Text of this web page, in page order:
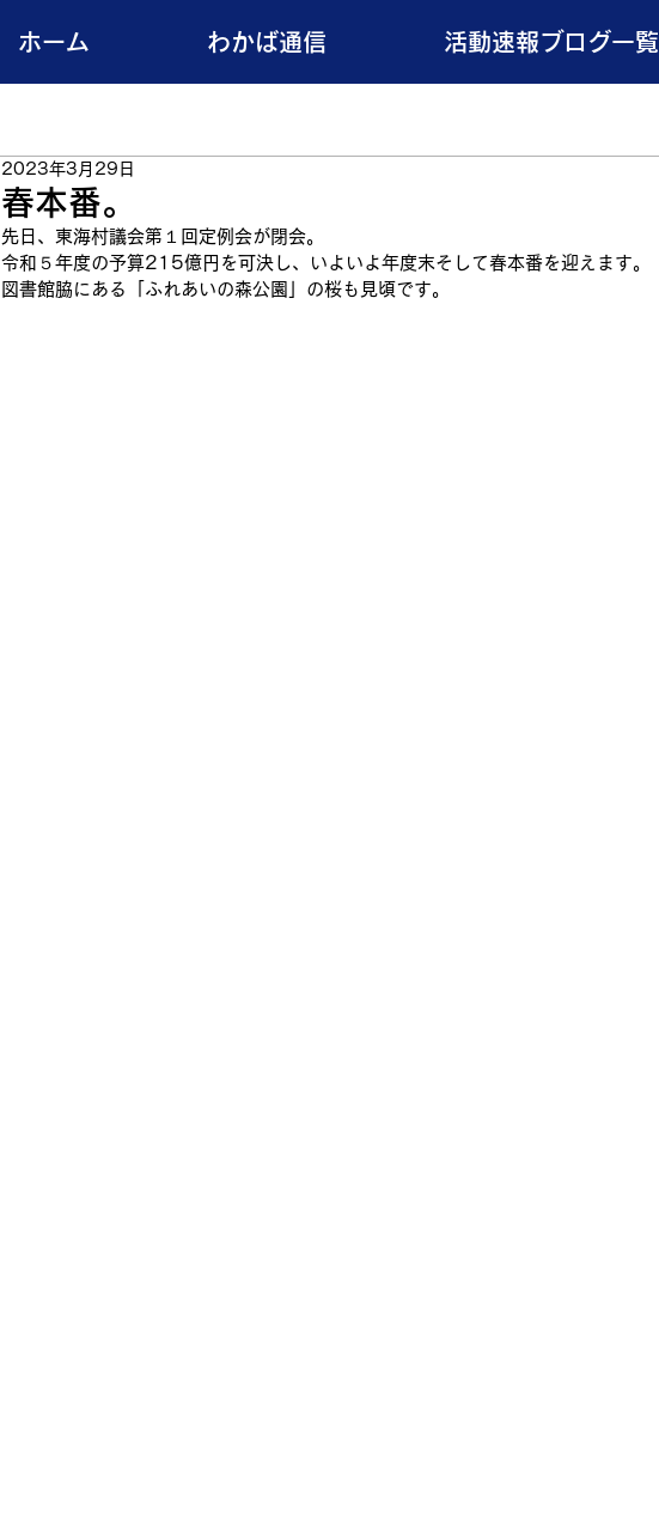
ホーム わかば通信 活動速報ブログ一覧
春本番。
2023年3月29日
先日、東海村議会第１回定例会が閉会。
令和５年度の予算215億円を可決し、いよいよ年度末そして春本番を迎えます。
図書館脇にある「ふれあいの森公園」の桜も見頃です。